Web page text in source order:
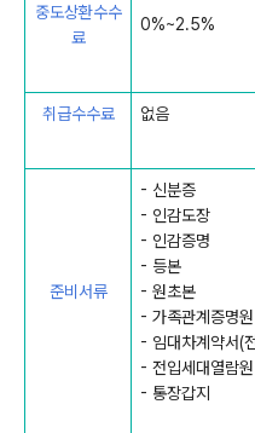
중도상환수수
료
0%~2.5%
취급수수료 없음
준비서류
- 신분증
- 인감도장
- 인감증명
- 등본
- 원초본
- 가족관계증명원
- 임대차계약서(
- 전입세대열람원
- 통장갑지